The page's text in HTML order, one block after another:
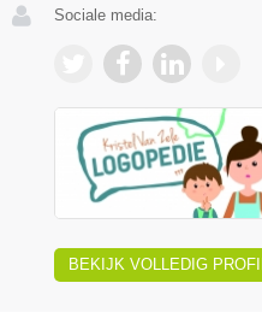
Sociale media:
BEKIJK VOLLEDIG